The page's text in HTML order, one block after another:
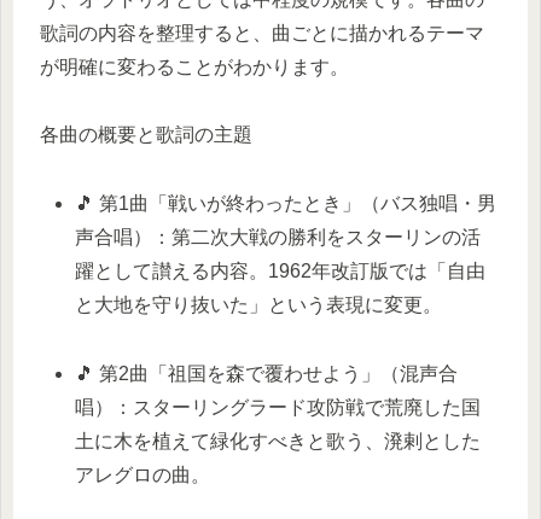
歌詞の内容を整理すると、曲ごとに描かれるテーマ
が明確に変わることがわかります。
各曲の概要と歌詞の主題
🎵 第1曲「戦いが終わったとき」（バス独唱・男
声合唱）：第二次大戦の勝利をスターリンの活
躍として讃える内容。1962年改訂版では「自由
と大地を守り抜いた」という表現に変更。
🎵 第2曲「祖国を森で覆わせよう」（混声合
唱）：スターリングラード攻防戦で荒廃した国
土に木を植えて緑化すべきと歌う、溌剌とした
アレグロの曲。